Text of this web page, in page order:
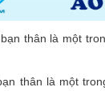
thân là một
thân là một